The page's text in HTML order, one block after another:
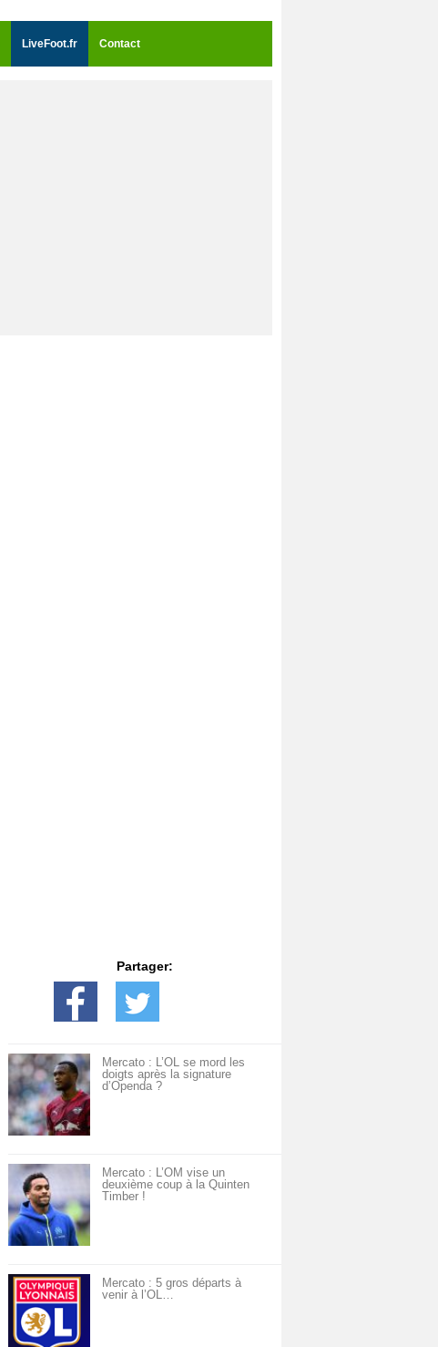
LiveFoot.fr Contact
Partager:
Mercato : L’OL se mord les
doigts après la signature
d’Openda ?
Mercato : L’OM vise un
deuxième coup à la Quinten
Timber !
Mercato : 5 gros départs à
venir à l’OL…